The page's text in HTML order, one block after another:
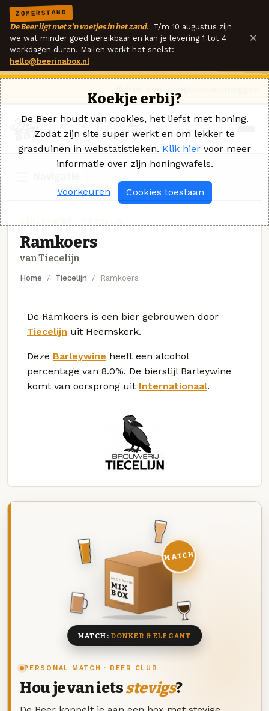
ZOMERSTAND
De Beer ligt met z'n voetjes in het zand. T/m 10 augustus zijn
we wat minder goed bereikbaar en kan je levering 1 tot 4
werkdagen duren. Mailen werkt het snelst:
hello@beerinabox.nl
×
Ramkoers
van Tiecelijn
Home Tiecelijn Ramkoers
De Ramkoers is een bier gebrouwen door
Tiecelijn uit Heemskerk.
Deze Barleywine heeft een alcohol
percentage van 8.0%. De bierstijl Barleywine
komt van oorsprong uit Internationaal.
PERSONAL MATCH · BEER CLUB
Hou je van ietsstevigs?
DEZE MAAND
MIX
BOX
8 BIEREN
MATCH
MATCH: DONKER & ELEGANT
Koekje erbij?
De Beer houdt van cookies, het liefst met honing.
Zodat zijn site super werkt en om lekker te
grasduinen in webstatistieken. Klik hier voor meer
informatie over zijn honingwafels.
Voorkeuren Cookies toestaan